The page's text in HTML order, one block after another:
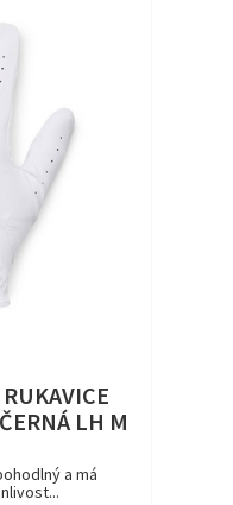
LH M
a má